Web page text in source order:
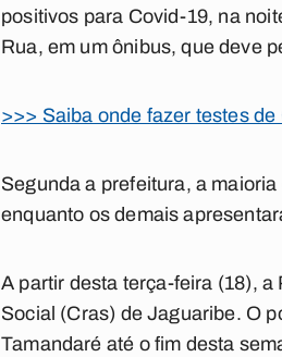
positivos para Covid-19, na
Rua, em um ônibus, que deve
>>> Saiba onde fazer testes
Segunda a prefeitura, a
enquanto os demais
A partir desta terça-feira (18),
Social (Cras) de Jaguaribe. O
Tamandaré até o fim desta